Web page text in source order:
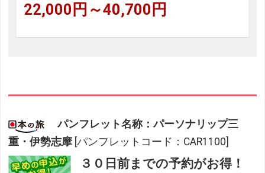
22,000円～40,700円
パンフレット名称：パーソナリップ三
重・伊勢志摩 [パンフレットコード：CAR1100]
３０日前までの予約がお得！